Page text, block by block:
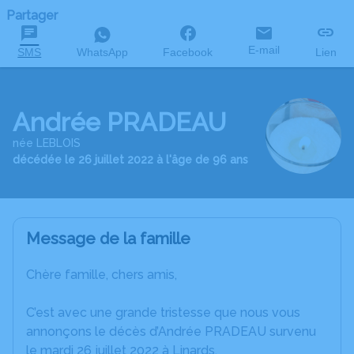
Partager
SMS WhatsApp Facebook E-mail Lien
Andrée PRADEAU
née LEBLOIS
décédée le 26 juillet 2022 à l'âge de 96 ans
Message de la famille
Chère famille, chers amis,
C’est avec une grande tristesse que nous vous
annonçons le décès d’Andrée PRADEAU survenu
le mardi 26 juillet 2022 à Linards.